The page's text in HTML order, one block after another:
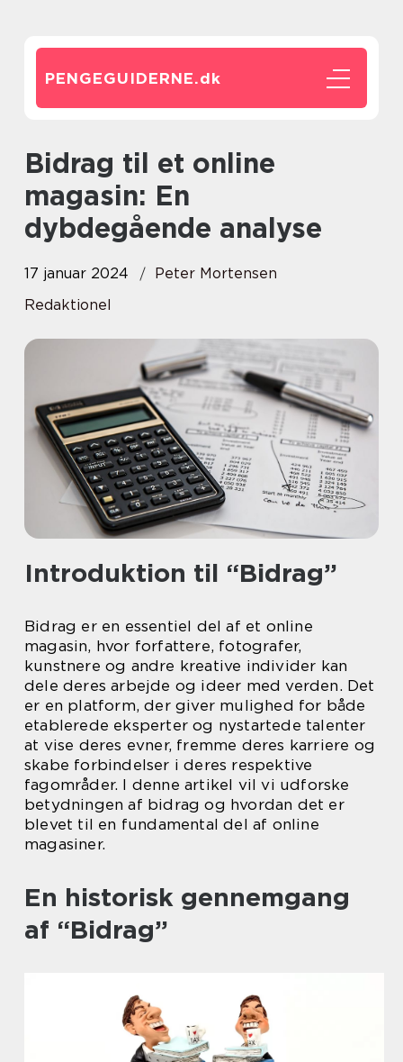
PENGEGUIDERNE.dk
Bidrag til et online
magasin: En
dybdegående analyse
17 januar 2024
Peter Mortensen
Redaktionel
Introduktion til “Bidrag”
Bidrag er en essentiel del af et online
magasin, hvor forfattere, fotografer,
kunstnere og andre kreative individer kan
dele deres arbejde og ideer med verden. Det
er en platform, der giver mulighed for både
etablerede eksperter og nystartede talenter
at vise deres evner, fremme deres karriere og
skabe forbindelser i deres respektive
fagområder. I denne artikel vil vi udforske
betydningen af bidrag og hvordan det er
blevet til en fundamental del af online
magasiner.
En historisk gennemgang
af “Bidrag”